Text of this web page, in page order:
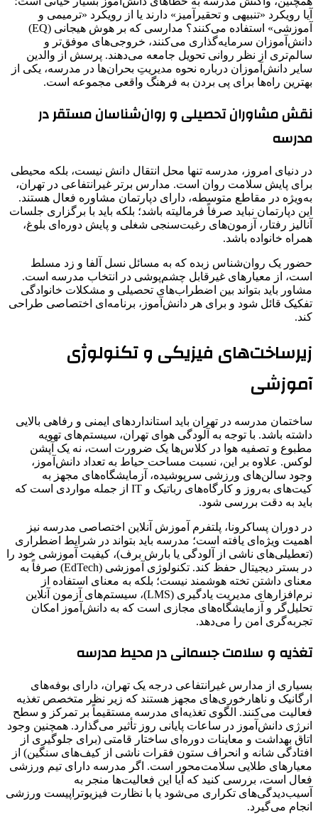
آیا رویکرد «تنبیهی و تحقیرآمیز» دارند یا از رویکرد «ترمیمی و
آموزشی» استفاده می‌کنند؟ مدارسی که بر هوش هیجانی (EQ)
دانش‌آموزان سرمایه‌گذاری می‌کنند، خروجی‌های موفق‌تر و
سالم‌تری از نظر روانی تحویل جامعه می‌دهند. پرسش از والدین
سایر دانش‌آموزان درباره نحوه مدیریتِ بحران‌ها در مدرسه، یکی از
بهترین راه‌ها برای پی بردن به فرهنگ واقعی مجموعه است.
نقش مشاوران تحصیلی و روان‌شناسان مستقر در
مدرسه
در دنیای امروز، مدرسه تنها محل انتقال دانش نیست، بلکه محیطی
برای پایش سلامت روان است. مدارس برتر غیرانتفاعی در تهران،
به‌ویژه در مقاطع متوسطه، دارای دپارتمان مشاوره فعال هستند.
این دپارتمان نباید صرفاً فرمالیته باشد؛ بلکه باید با برگزاری جلسات
آنالیز رفتار، آزمون‌های رغبت‌سنجی شغلی و پایش دوره‌ای بلوغ،
همراه خانواده باشد.
حضور یک روان‌شناس زبده که به مسائل نسل آلفا و زد مسلط
است، از معیارهای غیرقابل چشم‌پوشی در انتخاب مدرسه است.
مشاور باید بتواند بین اضطراب‌های تحصیلی و مشکلات خانوادگی
تفکیک قائل شود و برای هر دانش‌آموز، برنامه‌ای اختصاصی طراحی
کند.
زیرساخت‌های فیزیکی و تکنولوژی
آموزشی
ساختمان مدرسه در تهران باید استانداردهای ایمنی و رفاهی بالایی
داشته باشد. با توجه به آلودگی هوای تهران، سیستم‌های تهویه
مطبوع و تصفیه هوا در کلاس‌ها یک ضرورت است، نه یک آپشن
لوکس. علاوه بر این، نسبت مساحت حیاط به تعداد دانش‌آموز،
وجود سالن‌های ورزشی سرپوشیده، آزمایشگاه‌های مجهز به
کیت‌های به‌روز و کارگاه‌های رباتیک و IT از جمله مواردی است که
باید به دقت بررسی شود.
در دوران پسا‌کرونا، پلتفرم آموزش آنلاین اختصاصی مدرسه نیز
اهمیت ویژه‌ای یافته است؛ مدرسه باید بتواند در شرایط اضطراری
(تعطیلی‌های ناشی از آلودگی یا بارش برف)، کیفیت آموزشی خود را
در بستر دیجیتال حفظ کند. تکنولوژی آموزشی (EdTech) صرفاً به
معنای داشتن تخته هوشمند نیست؛ بلکه به معنای استفاده از
نرم‌افزارهای مدیریت یادگیری (LMS)، سیستم‌های آزمون آنلاین
تحلیل‌گر و آزمایشگاه‌های مجازی است که به دانش‌آموز امکان
تجربه‌گری امن را می‌دهد.
تغذیه و سلامت جسمانی در محیط مدرسه
بسیاری از مدارس غیرانتفاعی درجه یک تهران، دارای بوفه‌های
ارگانیک و ناهارخوری‌های مجهز هستند که زیر نظر متخصص تغذیه
فعالیت می‌کنند. الگوی تغذیه‌ای مدرسه مستقیماً بر تمرکز و سطح
انرژی دانش‌آموز در ساعات پایانی روز تأثیر می‌گذارد. همچنین وجود
اتاق بهداشت و معاینات دوره‌ای ساختار قامتی (برای جلوگیری از
افتادگی شانه و انحراف ستون فقرات ناشی از کیف‌های سنگین) از
معیارهای طلایی سلامت‌محور است. اگر مدرسه دارای تیم ورزشی
فعال است، بررسی کنید که آیا این فعالیت‌ها منجر به
آسیب‌دیدگی‌های تکراری می‌شود یا با نظارت فیزیوتراپیست ورزشی
انجام می‌گیرد.